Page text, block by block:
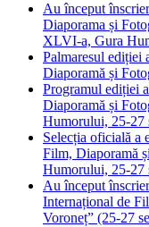
Au început
Diaporama și
XLVI-a, Gura
Palmaresul ediției
Diaporamă și
Programul ediției
Diaporamă și
Humorului, 25-27
Selecția oficială a
Film, Diaporamă
Humorului, 25-27
Au început
Internațional de
Voroneț” (25-27